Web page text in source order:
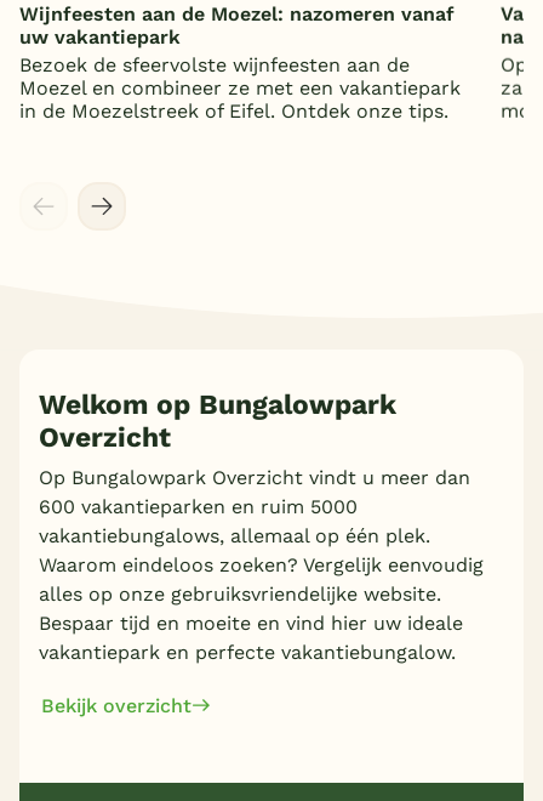
Wijnfeesten aan de Moezel: nazomeren vanaf
uw vakantiepark
Bezoek de sfeervolste wijnfeesten aan de
Moezel en combineer ze met een vakantiepark
in de Moezelstreek of Eifel. Ontdek onze tips.
Op
Welkom op Bungalowpark
Overzicht
Op Bungalowpark Overzicht vindt u meer dan
600 vakantieparken en ruim 5000
vakantiebungalows, allemaal op één plek.
Waarom eindeloos zoeken? Vergelijk eenvoudig
alles op onze gebruiksvriendelijke website.
Bespaar tijd en moeite en vind hier uw ideale
vakantiepark en perfecte vakantiebungalow.
Bekijk overzicht